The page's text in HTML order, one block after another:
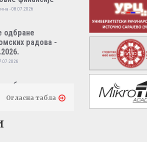
- 08.07.2026
одбране
радова -
одбране
радова -
Огласна табла